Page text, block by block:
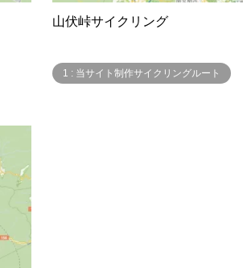
山伏峠サイクリング
1 : 当サイト制作サイクリングルート